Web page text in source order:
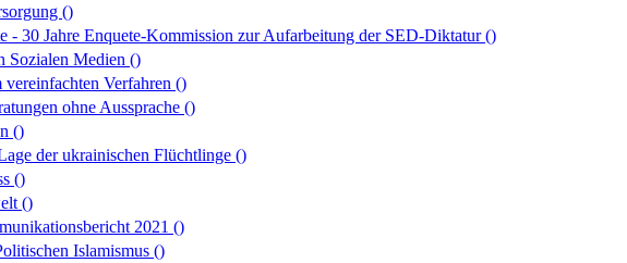
()
- 30 Jahre Enquete-Kommission zur Aufarbeitung der SED-Diktatur()
Sozialen Medien ()
Verfahren ()
ohne Aussprache ()
()
der ukrainischen Flüchtlinge ()
()
()
2021 ()
Islamismus ()